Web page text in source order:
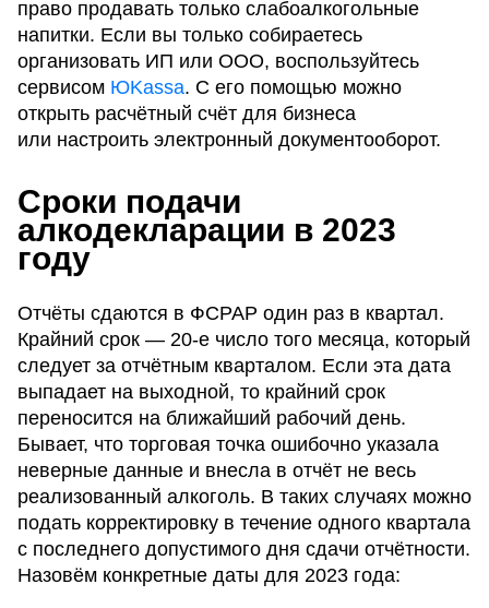
право продавать только слабоалкогольные
напитки. Если вы только собираетесь
организовать ИП или ООО, воспользуйтесь
сервисом ЮKassa. С его помощью можно
открыть расчётный счёт для бизнеса
или настроить электронный документооборот.
Сроки подачи
алкодекларации в 2023
году
Отчёты сдаются в ФСРАР один раз в квартал.
Крайний срок — 20-е число того месяца, который
следует за отчётным кварталом. Если эта дата
выпадает на выходной, то крайний срок
переносится на ближайший рабочий день.
Бывает, что торговая точка ошибочно указала
неверные данные и внесла в отчёт не весь
реализованный алкоголь. В таких случаях можно
подать корректировку в течение одного квартала
с последнего допустимого дня сдачи отчётности.
Назовём конкретные даты для 2023 года: